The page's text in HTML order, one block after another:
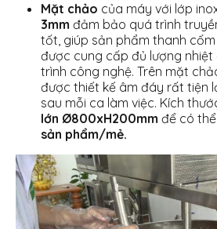
Mặt chảo của máy với lớp
3mm đảm bảo quá trình
tốt, giúp sản phẩm thanh
được cung cấp đủ lượng
trình công nghệ. Trên mặt
được thiết kế âm đáy rất tiện
sau mỗi ca làm việc. Kích
lớn Ø800xH200mm để có
sản phẩm/mẻ.